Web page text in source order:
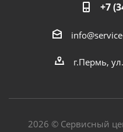
+7
г.Пермь,
2026 © Сервисный